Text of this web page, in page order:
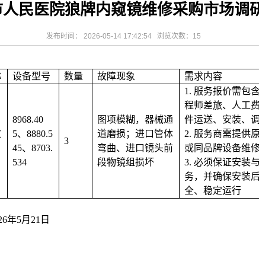
设施维护服 2026-08-03 揭阳市人民医院医用射线防辐
2026-07-31 学术聚力促提升｜肿瘤分论坛
论坛助 2026-07-31 揭阳市人民医院再添2个中山
民医院狼牌内窥镜维修采购市场调
发布时间： 2026-05-14 17:42:54 浏览次数： 15
设备型号 数量 故障现象 需求内容
8968.40
5、8880.5
45、8703.
534
3
图项模糊，器械通
道磨损；进口管体
弯曲、进口镜头前
段物镜组损坏
1. 服务报价需包
程师差旅、人工
件运送、安装、
2. 服务商需提供
或同品牌设备维
3. 必须保证安装
务，并确保安装
全、稳定运行
6年5月 21 日